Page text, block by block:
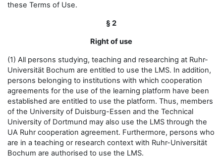
these Terms of Use.
§ 2
Right of use
(1) All persons studying, teaching and researching at Ruhr-
Universität Bochum are entitled to use the LMS. In addition,
persons belonging to institutions with which cooperation
agreements for the use of the learning platform have been
established are entitled to use the platform. Thus, members
of the University of Duisburg-Essen and the Technical
University of Dortmund may also use the LMS through the
UA Ruhr cooperation agreement. Furthermore, persons who
are in a teaching or research context with Ruhr-Universität
Bochum are authorised to use the LMS.